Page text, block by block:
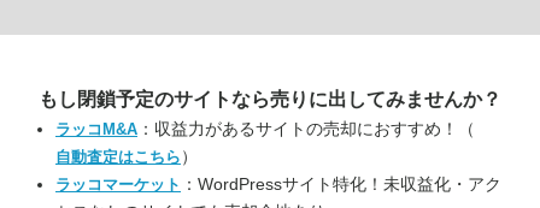
もし閉鎖予定のサイトなら売りに出してみませんか？
ラッコM&A ：収益力があるサイトの売却におすすめ！（
自動査定はこちら ）
ラッコマーケット ：WordPressサイト特化！未収益化・アク